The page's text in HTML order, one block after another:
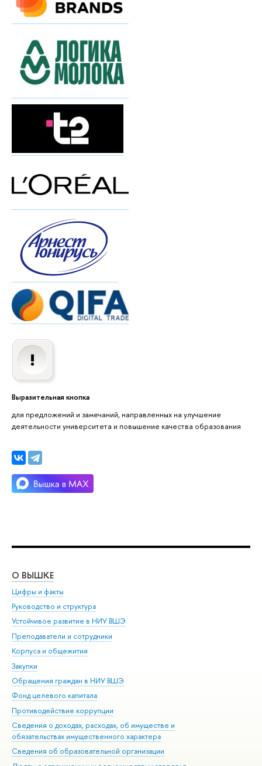
Выразительная кнопка
для предложений и замечаний, направленных на улучшение
деятельности университета и повышение качества образования
О ВЫШКЕ
Цифры и факты
Руководство и структура
Устойчивое развитие в НИУ ВШЭ
Преподаватели и сотрудники
Корпуса и общежития
Закупки
Обращения граждан в НИУ ВШЭ
Фонд целевого капитала
Противодействие коррупции
Сведения о доходах, расходах, об имуществе и
обязательствах имущественного характера
Сведения об образовательной организации